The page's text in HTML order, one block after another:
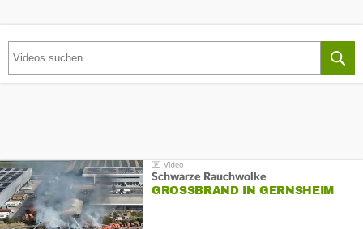
Schwarze Rauchwolke
GROSSBRAND IN GERNSHEIM